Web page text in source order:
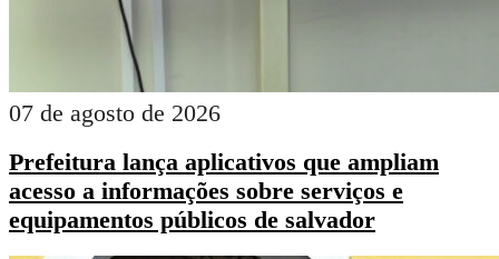
07 de agosto de 2026
Prefeitura lança aplicativos que ampliam
acesso a informações sobre serviços e
equipamentos públicos de salvador